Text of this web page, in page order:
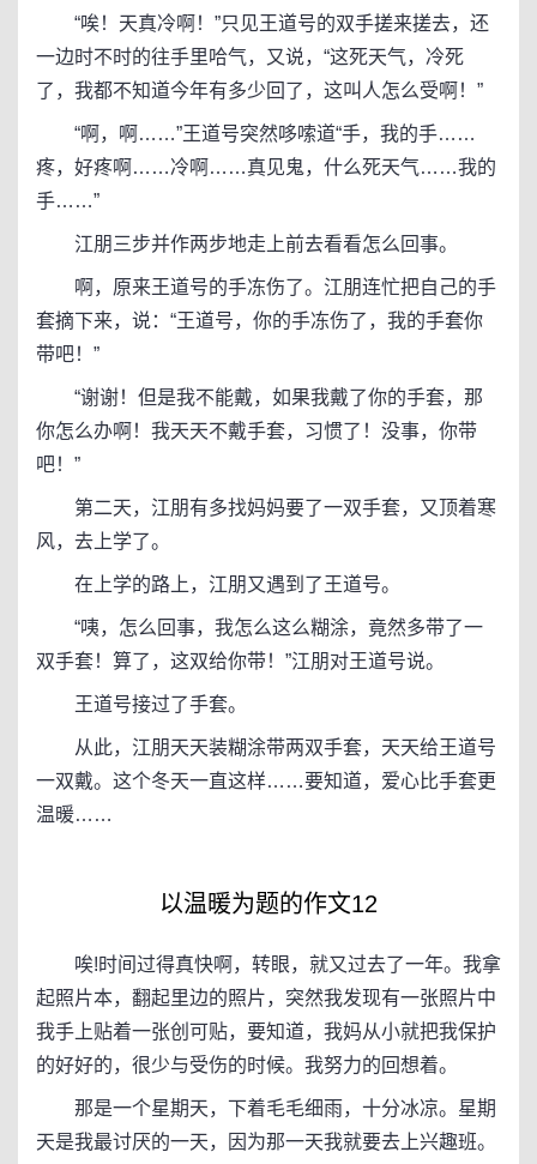
“唉！天真冷啊！”只见王道号的双手搓来搓去，还
一边时不时的往手里哈气，又说，“这死天气，冷死
了，我都不知道今年有多少回了，这叫人怎么受啊！”
“啊，啊……”王道号突然哆嗦道“手，我的手……
疼，好疼啊……冷啊……真见鬼，什么死天气……我的
手……”
江朋三步并作两步地走上前去看看怎么回事。
啊，原来王道号的手冻伤了。江朋连忙把自己的手
套摘下来，说：“王道号，你的手冻伤了，我的手套你
带吧！”
“谢谢！但是我不能戴，如果我戴了你的手套，那
你怎么办啊！我天天不戴手套，习惯了！没事，你带
吧！”
第二天，江朋有多找妈妈要了一双手套，又顶着寒
风，去上学了。
在上学的路上，江朋又遇到了王道号。
“咦，怎么回事，我怎么这么糊涂，竟然多带了一
双手套！算了，这双给你带！”江朋对王道号说。
王道号接过了手套。
从此，江朋天天装糊涂带两双手套，天天给王道号
一双戴。这个冬天一直这样……要知道，爱心比手套更
温暖……
以温暖为题的作文12
唉!时间过得真快啊，转眼，就又过去了一年。我拿
起照片本，翻起里边的照片，突然我发现有一张照片中
我手上贴着一张创可贴，要知道，我妈从小就把我保护
的好好的，很少与受伤的时候。我努力的回想着。
那是一个星期天，下着毛毛细雨，十分冰凉。星期
天是我最讨厌的一天，因为那一天我就要去上兴趣班。